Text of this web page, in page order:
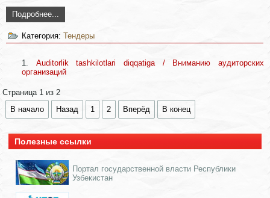
Подробнее...
Категория:Тендеры
Auditorlik tashkilotlari diqqatiga / Вниманию аудиторских
организаций
Страница 1 из 2
В начало
Назад 1 2 Вперёд В конец
Полезные ссылки
Портал государственной власти Республики
Узбекистан